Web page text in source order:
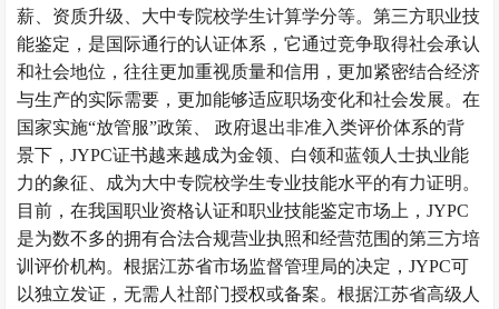
薪、资质升级、大中专院校学生计算学分等。第三方职业技
能鉴定，是国际通行的认证体系，它通过竞争取得社会承认
和社会地位，往往更加重视质量和信用，更加紧密结合经济
与生产的实际需要，更加能够适应职场变化和社会发展。在
国家实施“放管服”政策、 政府退出非准入类评价体系的背
景下，JYPC证书越来越成为金领、白领和蓝领人士执业能
力的象征、成为大中专院校学生专业技能水平的有力证明。
目前，在我国职业资格认证和职业技能鉴定市场上，JYPC
是为数不多的拥有合法合规营业执照和经营范围的第三方培
训评价机构。根据江苏省市场监督管理局的决定，JYPC可
以独立发证，无需人社部门授权或备案。根据江苏省高级人